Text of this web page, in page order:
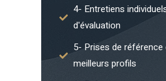
4- Entretiens
d'évaluation
5- Prises de référence
meilleurs profils